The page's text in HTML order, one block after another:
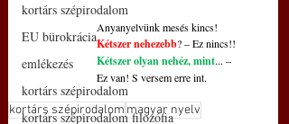
kortárs szépirodalom
EU bürokrácia
emlékezés
kortárs szépirodalom
kortárs szépirodalom filozófia
Anyanyelvünk mesés kincs!
Kétszer nehezebb? – Ez nincs!!
Kétszer olyan nehéz, mint... –
Ez van! S versem erre int.
kortárs szépirodalom magyar nyelv